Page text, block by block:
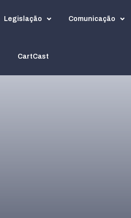
Legislação Comunicação
CartCast